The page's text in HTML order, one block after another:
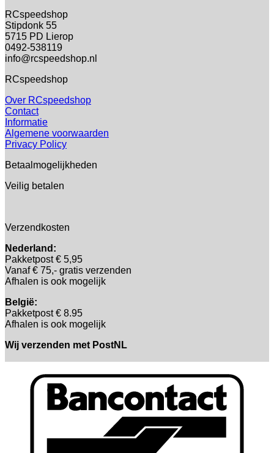
RCspeedshop
Stipdonk 55
5715 PD Lierop
0492-538119
info@rcspeedshop.nl
RCspeedshop
Over RCspeedshop
Contact
Informatie
Algemene voorwaarden
Privacy Policy
Betaalmogelijkheden
Veilig betalen
Verzendkosten
Nederland:
Pakketpost € 5,95
Vanaf € 75,- gratis verzenden
Afhalen is ook mogelijk
België:
Pakketpost € 8.95
Afhalen is ook mogelijk
Wij verzenden met PostNL